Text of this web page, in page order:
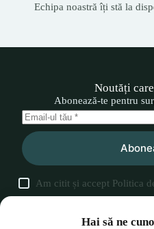
Echipa noastră îți stă la
Noutăți
Abonează-te pentru
Am citit și accept Politica
Hai să ne